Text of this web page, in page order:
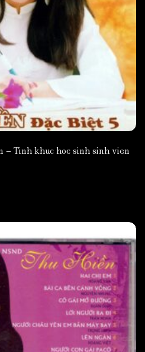
– Tinh khuc hoc sinh sinh vien